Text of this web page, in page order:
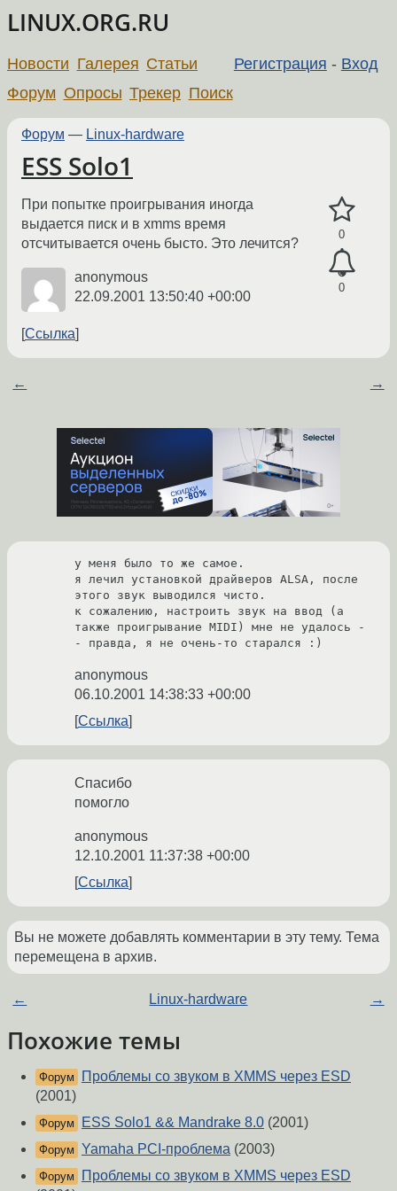
LINUX.ORG.RU
Регистрация - Вход
Новости Галерея Статьи
Форум Опросы Трекер Поиск
Форум — Linux-hardware
ESS Solo1
0
0
При попытке проигрывания иногда
выдается писк и в xmms время
отсчитывается очень бысто. Это лечится?
anonymous
22.09.2001 13:50:40 +00:00
Ссылка
← →
у меня было то же самое.
я лечил установкой драйверов ALSA, после
этого звук выводился чисто.
к сожалению, настроить звук на ввод (а
также проигрывание MIDI) мне не удалось -
anonymous
06.10.2001 14:38:33 +00:00
Ссылка
Спасибо
помогло
anonymous
12.10.2001 11:37:38 +00:00
Ссылка
Вы не можете добавлять комментарии в эту тему. Тема
перемещена в архив.
← Linux-hardware →
Похожие темы
Форум
Проблемы со звуком в XMMS через ESD
(2001)
Форум ESS Solo1 && Mandrake 8.0 (2001)
Форум Yamaha PCI-проблема (2003)
Форум
Проблемы со звуком в XMMS через ESD